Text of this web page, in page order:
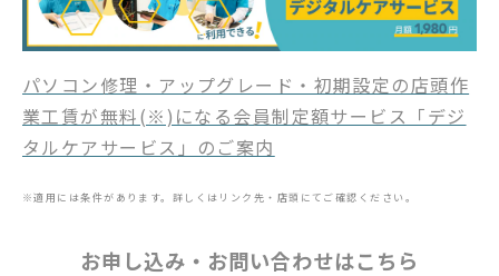
パソコン修理・アップグレード・初期設定の店頭作
業工賃が無料(※)になる会員制定額サービス「デジ
タルケアサービス」のご案内
※適用には条件があります。詳しくはリンク先・店頭にてご確認ください。
お申し込み・お問い合わせはこちら